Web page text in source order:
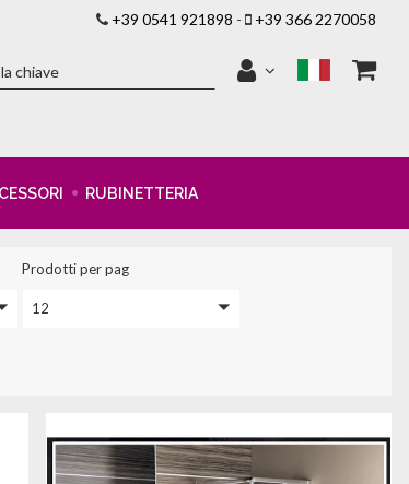
+39 0541 921898 - +39 366 2270058
RUBINETTERIA
Prodotti per pag
12